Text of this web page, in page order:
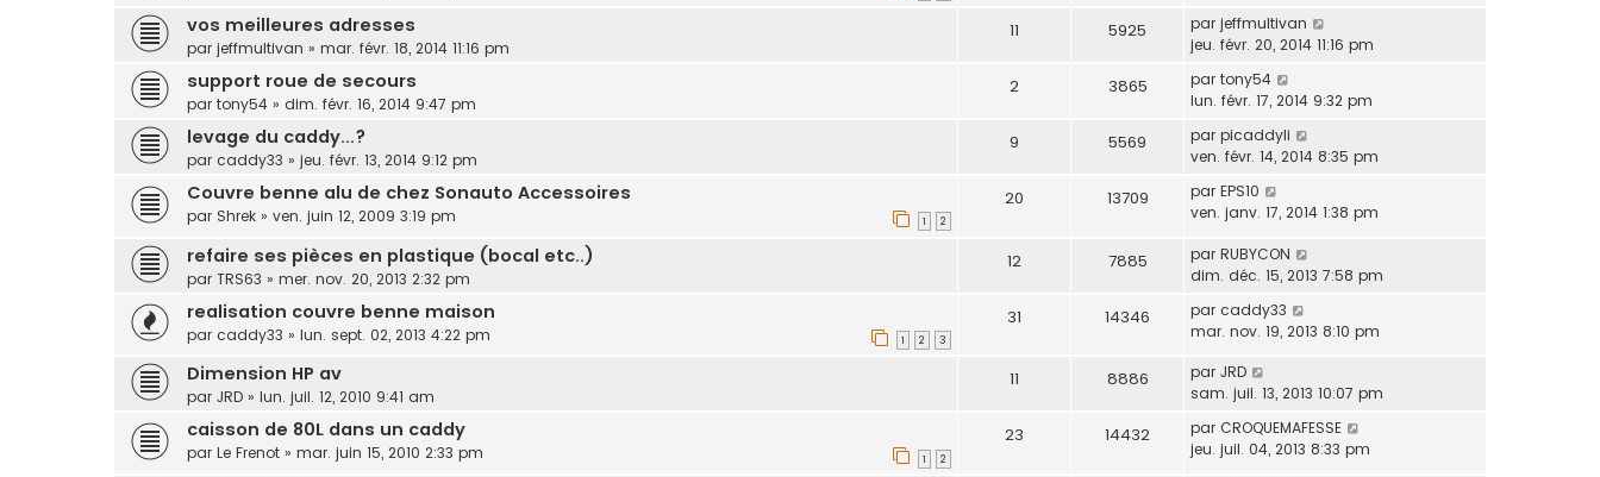
vos meilleures adresses
par jeffmultivan » mar. févr. 18, 2014 11:16 pm
11 5925 par jeffmultivan
jeu. févr. 20, 2014 11:16 pm
support roue de secours
par tony54 » dim. févr. 16, 2014 9:47 pm
2 3865 par tony54
lun. févr. 17, 2014 9:32 pm
levage du caddy...?
par caddy33 » jeu. févr. 13, 2014 9:12 pm
9 5569 par picaddyli
ven. févr. 14, 2014 8:35 pm
Couvre benne alu de chez Sonauto Accessoires
par Shrek » ven. juin 12, 2009 3:19 pm 1 2
20 13709 par EPS10
ven. janv. 17, 2014 1:38 pm
refaire ses pièces en plastique (bocal etc..)
par TRS63 » mer. nov. 20, 2013 2:32 pm
12 7885 par RUBYCON
dim. déc. 15, 2013 7:58 pm
realisation couvre benne maison
par caddy33 » lun. sept. 02, 2013 4:22 pm 1 2 3
31 14346 par caddy33
mar. nov. 19, 2013 8:10 pm
Dimension HP av
par JRD » lun. juil. 12, 2010 9:41 am
11 8886 par JRD
sam. juil. 13, 2013 10:07 pm
caisson de 80L dans un caddy
par Le Frenot » mar. juin 15, 2010 2:33 pm 1 2
23 14432 par CROQUEMAFESSE
jeu. juil. 04, 2013 8:33 pm